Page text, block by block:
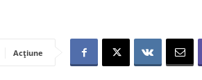
Acțiune